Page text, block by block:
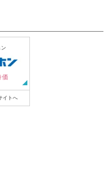
価
イトへ